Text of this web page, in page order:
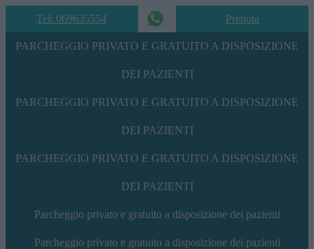
Tel: 069635554 Prenota
PARCHEGGIO PRIVATO E GRATUITO A DISPOSIZIONE
DEI PAZIENTI
PARCHEGGIO PRIVATO E GRATUITO A DISPOSIZIONE
DEI PAZIENTI
PARCHEGGIO PRIVATO E GRATUITO A DISPOSIZIONE
DEI PAZIENTI
Parcheggio privato e gratuito a disposizione dei pazienti
Parcheggio privato e gratuito a disposizione dei pazienti